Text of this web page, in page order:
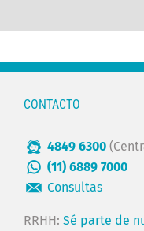
CONTACTO
4849 6300
(11) 6889 7000
Consultas
RRHH: Sé parte de